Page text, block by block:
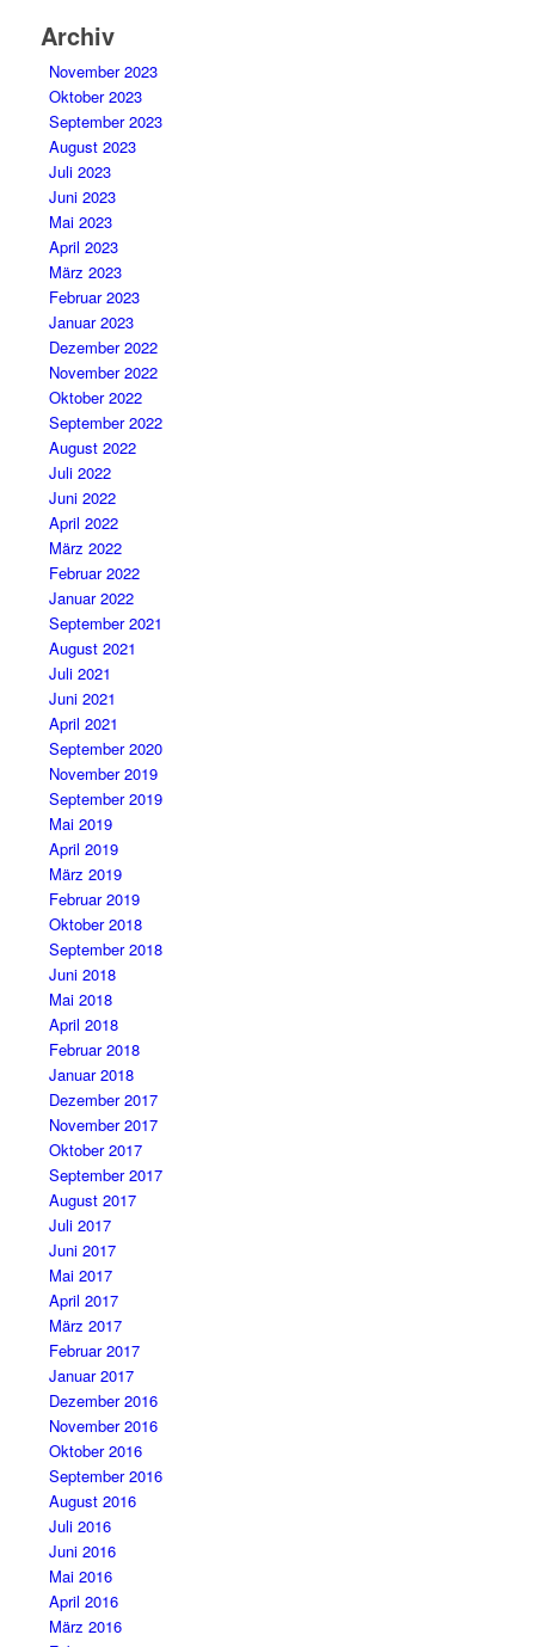
Archiv
November 2023
Oktober 2023
September 2023
August 2023
Juli 2023
Juni 2023
Mai 2023
April 2023
März 2023
Februar 2023
Januar 2023
Dezember 2022
November 2022
Oktober 2022
September 2022
August 2022
Juli 2022
Juni 2022
April 2022
März 2022
Februar 2022
Januar 2022
September 2021
August 2021
Juli 2021
Juni 2021
April 2021
September 2020
November 2019
September 2019
Mai 2019
April 2019
März 2019
Februar 2019
Oktober 2018
September 2018
Juni 2018
Mai 2018
April 2018
Februar 2018
Januar 2018
Dezember 2017
November 2017
Oktober 2017
September 2017
August 2017
Juli 2017
Juni 2017
Mai 2017
April 2017
März 2017
Februar 2017
Januar 2017
Dezember 2016
November 2016
Oktober 2016
September 2016
August 2016
Juli 2016
Juni 2016
Mai 2016
April 2016
März 2016